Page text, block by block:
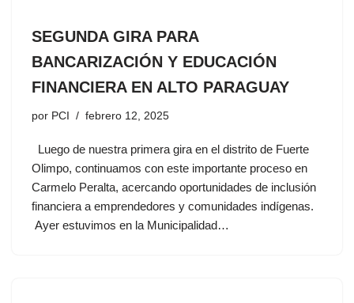
SEGUNDA GIRA PARA
BANCARIZACIÓN Y EDUCACIÓN
FINANCIERA EN ALTO PARAGUAY
por PCI febrero 12, 2025
Luego de nuestra primera gira en el distrito de Fuerte
Olimpo, continuamos con este importante proceso en
Carmelo Peralta, acercando oportunidades de inclusión
financiera a emprendedores y comunidades indígenas.
Ayer estuvimos en la Municipalidad…